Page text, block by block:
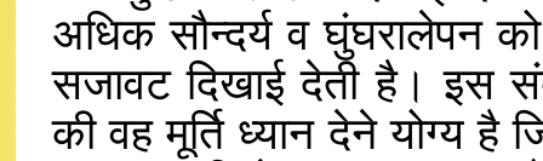
अधिक सौन्दर्य व घुंघरालेपन
सजावट दिखाई देती है। इस
की वह मूर्ति ध्यान देने योग्य